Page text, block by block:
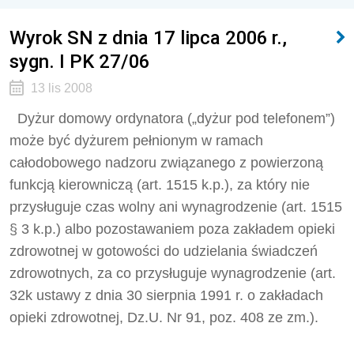
Wyrok SN z dnia 17 lipca 2006 r.,
sygn. I PK 27/06
13 lis 2008
Dyżur domowy ordynatora („dyżur pod telefonem”)
może być dyżurem pełnionym w ramach
całodobowego nadzoru związanego z powierzoną
funkcją kierowniczą (art. 1515 k.p.), za który nie
przysługuje czas wolny ani wynagrodzenie (art. 1515
§ 3 k.p.) albo pozostawaniem poza zakładem opieki
zdrowotnej w gotowości do udzielania świadczeń
zdrowotnych, za co przysługuje wynagrodzenie (art.
32k ustawy z dnia 30 sierpnia 1991 r. o zakładach
opieki zdrowotnej, Dz.U. Nr 91, poz. 408 ze zm.).